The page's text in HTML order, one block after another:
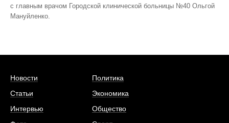
с главным врачом Городской клинической больницы №40 Ольгой
Мануйленко.
Новости
Статьи
Интервью
Политика
Экономика
Общество